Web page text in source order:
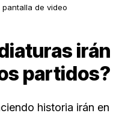
pantalla de video
irán
partidos?
historia irán en